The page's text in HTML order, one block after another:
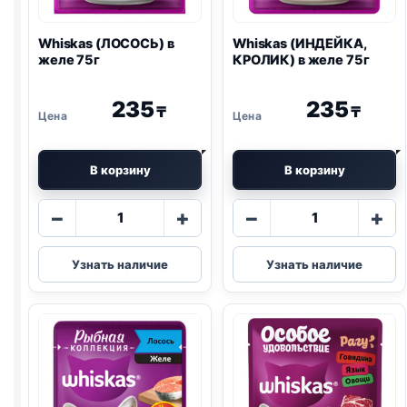
Whiskas (ЛОСОСЬ) в
желе 75г
235₸
В корзину
−
Количество
Whiskas
(ЛОСОСЬ)
в
75г
+
Узнать наличие
Whiskas (ИНДЕЙКА,
КРОЛИК) в желе 75г
235₸
В корзину
−
Количество
Whiskas
(ИНДЕЙКА,
КРОЛИК)
в
желе
75г
+
Узнать наличие